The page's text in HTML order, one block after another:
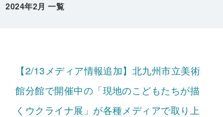
2024年2月 一覧
【2/13メディア情報追加】北九州市立美術
館分館で開催中の「現地のこどもたちが描
くウクライナ展」が各種メディアで取り上